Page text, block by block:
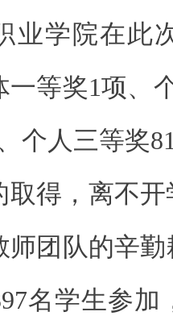
业学院在此
一等奖1项、
个人三等奖
取得，离不
师团队的辛
名学生参